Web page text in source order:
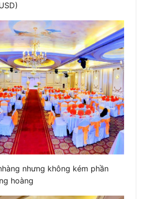
nhưng không kém phần
hoàng